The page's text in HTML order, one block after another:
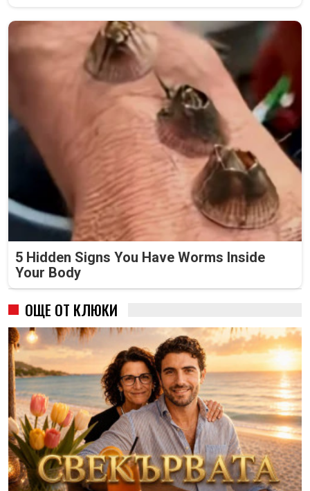
5 Hidden Signs You Have Worms Inside
Your Body
ОЩЕ ОТ КЛЮКИ